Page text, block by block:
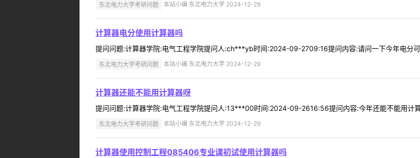
东北电力大学考研问题 本站小编 东北电力大学 2024-12-29
计算器电分使用计算器吗
提问问题:计算器学院:电气工程学院提问人:ch***yb时间:2024-09-2709:16提问内容:请问一下今年电分
东北电力大学考研问题 本站小编 东北电力大学 2024-12-29
计算器还能不能用计算器呀
提问问题:计算器学院:电气工程学院提问人:13***00时间:2024-09-2616:56提问内容:今年还能不能用计
东北电力大学考研问题 本站小编 东北电力大学 2024-12-29
计算器使用控制工程085406专业课初试使用计算器吗